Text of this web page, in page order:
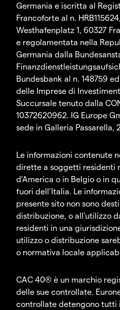
Germania e iscritta al
Francoforte al n.
Westhafenplatz 1, 60327
e regolamentata nella
Germania dalla
Bundesbank al n. 148759
delle Imprese di
Succursale tenuto dalla
10372620962. IG Europe
sede in Galleria Passarella,
Le informazioni contenute
dirette a soggetti residenti
d'America o in Belgio o in
fuori dell’Italia. Le
presente sito non sono
distribuzione, o all'utilizzo
residenti in una
utilizzo o distribuzione
o normativa locale
CAC 40® è un marchio
delle sue controllate.
controllate detengono